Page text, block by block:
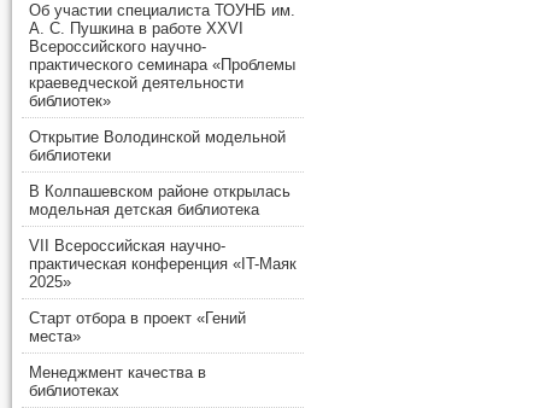
Об участии специалиста ТОУНБ им.
А. С. Пушкина в работе XXVI
Всероссийского научно-
практического семинара «Проблемы
краеведческой деятельности
библиотек»
Открытие Володинской модельной
библиотеки
В Колпашевском районе открылась
модельная детская библиотека
VII Всероссийская научно-
практическая конференция «IT-Маяк
2025»
Старт отбора в проект «Гений
места»
Менеджмент качества в
библиотеках